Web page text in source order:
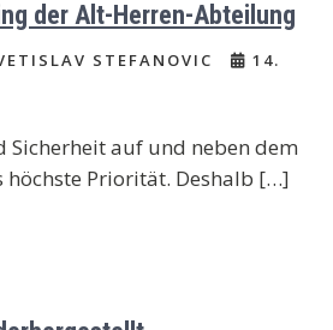
der Alt-Herren-Abteilung
STEFANOVIC
14.
Sicherheit auf und neben dem
höchste Priorität. Deshalb […]